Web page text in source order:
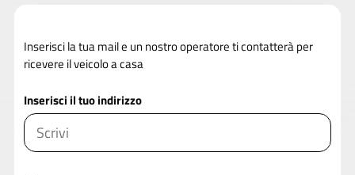
Inserisci la tua mail e un nostro operatore ti contatterà per
ricevere il veicolo a casa
Inserisci il tuo indirizzo